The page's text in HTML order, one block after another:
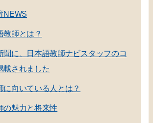
NEWS
教師とは？
聞に、日本語教師ナビスタッフのコ
載されました
に向いている人とは？
の魅力と将来性